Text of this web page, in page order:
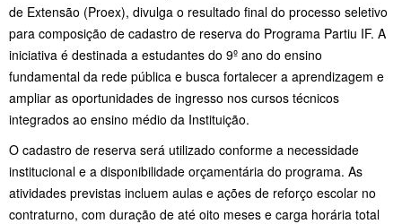
de Extensão (Proex), divulga o resultado final do processo seletivo
para composição de cadastro de reserva do Programa Partiu IF. A
iniciativa é destinada a estudantes do 9º ano do ensino
fundamental da rede pública e busca fortalecer a aprendizagem e
ampliar as oportunidades de ingresso nos cursos técnicos
integrados ao ensino médio da Instituição.
O cadastro de reserva será utilizado conforme a necessidade
institucional e a disponibilidade orçamentária do programa. As
atividades previstas incluem aulas e ações de reforço escolar no
contraturno, com duração de até oito meses e carga horária total